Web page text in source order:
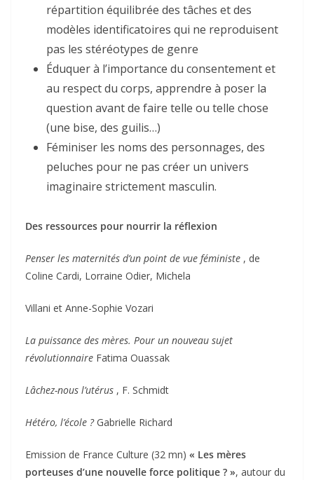
répartition équilibrée des tâches et des
modèles identificatoires qui ne reproduisent
pas les stéréotypes de genre
Éduquer à l’importance du consentement et
au respect du corps, apprendre à poser la
question avant de faire telle ou telle chose
(une bise, des guilis…)
Féminiser les noms des personnages, des
peluches pour ne pas créer un univers
imaginaire strictement masculin.
Des ressources pour nourrir la réflexion
Penser les maternités d’un point de vue féministe , de
Coline Cardi, Lorraine Odier, Michela
Villani et Anne-Sophie Vozari
La puissance des mères. Pour un nouveau sujet
révolutionnaire Fatima Ouassak
Lâchez-nous l’utérus , F. Schmidt
Hétéro, l’école ?Gabrielle Richard
Emission de France Culture (32 mn) « Les mères
porteuses d’une nouvelle force politique ? », autour du